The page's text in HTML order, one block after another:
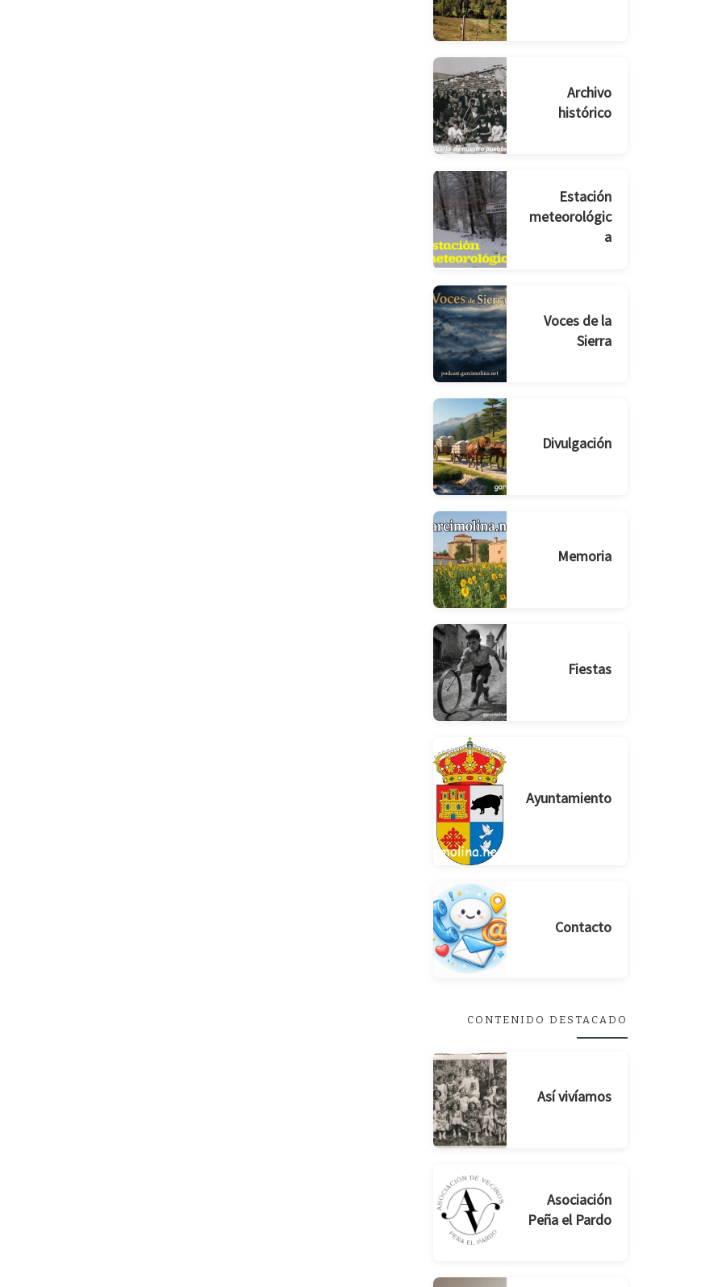
Archivo
histórico
Estación
meteorológic
a
Voces de la
Sierra
Divulgación
Memoria
Fiestas
Ayuntamiento
Contacto
CONTENIDO DESTACADO
Así vivíamos
Asociación
Peña el Pardo